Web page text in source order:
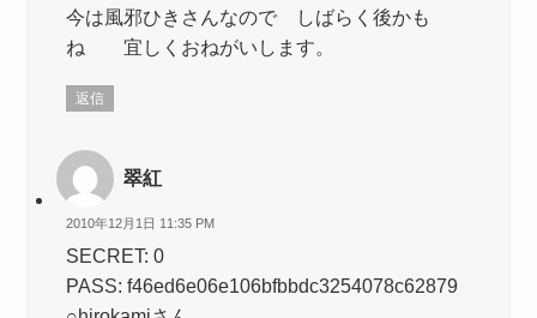
今は風邪ひきさんなので しばらく後かも
ね 宜しくおねがいします。
返信
翠紅
2010年12月1日 11:35 PM
SECRET: 0
PASS: f46ed6e06e106bfbbdc3254078c62879